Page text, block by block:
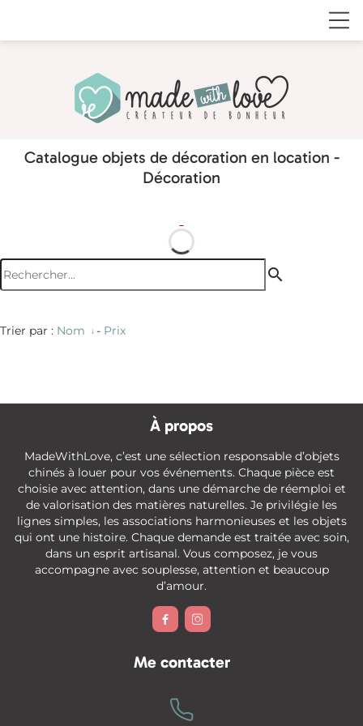
Catalogue objets de décoration en location -
Décoration
search
Trier par : Nom - Prix
À propos
MadeWithLove, c’est une sélection responsable d’objets
chinés à louer pour vos événements. Chaque pièce est
choisie avec attention, dans une démarche de réemploi et
de valorisation des matières naturelles. Je privilégie les
lignes simples, les associations harmonieuses et les objets
qui ont une histoire. Chaque demande est traitée avec soin,
dans un esprit artisanal. Vous composez, je vous
accompagne avec souplesse, attention et beaucoup
d’amour.
 
Me contacter